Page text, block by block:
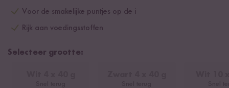
Voor de smakelijke puntjes op de i
Rijk aan voedingsstoffen
Selecteer grootte: